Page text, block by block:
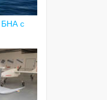
БНА с